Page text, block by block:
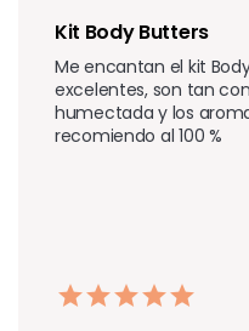
Kit Body Butters
Me encantan el kit
excelentes, son tan
humectada y los
recomiendo al 100 %